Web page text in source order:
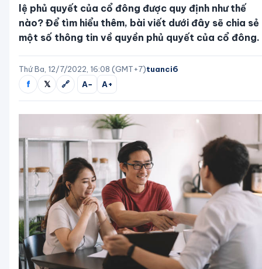
lệ phủ quyết của cổ đông được quy định như thế
nào? Để tìm hiểu thêm, bài viết dưới đây sẽ chia sẻ
một số thông tin về quyền phủ quyết của cổ đông.
Thứ Ba, 12/7/2022, 16:08 (GMT+7)tuanci6
f 𝕏 🔗 A− A+